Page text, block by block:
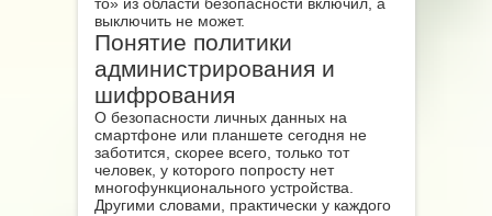
выключить не может.
Понятие политики
администрирования и
шифрования
О безопасности личных данных на
смартфоне или планшете сегодня не
заботится, скорее всего, только тот
человек, у которого попросту нет
многофункционального устройства.
Другими словами, практически у каждого